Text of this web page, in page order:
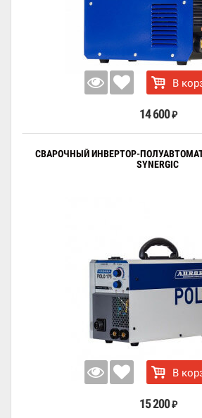
В
14 600 ₽
СВАРОЧНЫЙ ИНВЕРТОР-ПОЛУАВТОМАТ
SYNERGIC
В
15 200 ₽